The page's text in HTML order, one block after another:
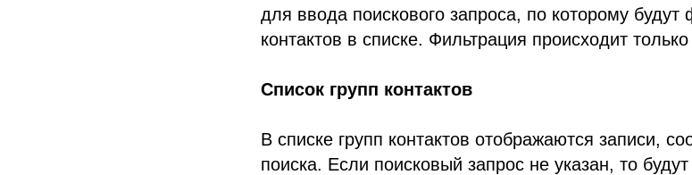
для ввода поискового запроса, по которому будут
контактов в списке. Фильтрация происходит
Список групп контактов
В списке групп контактов отображаются записи,
поиска. Если поисковый запрос не указан, то